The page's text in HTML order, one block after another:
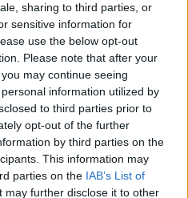
sharing to third parties, or
sensitive information for
use the below opt-out
Please note that after your
may continue seeing
information utilized by
to third parties prior to
opt-out of the further
by third parties on the
This information may
parties on the IAB’s List of
may further disclose it to other